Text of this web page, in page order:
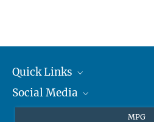
Quick Links
Journalisten
Social Media
MPG